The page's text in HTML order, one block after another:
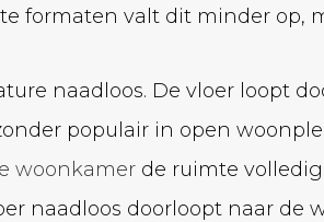
formaten valt dit minder op,
naadloos. De vloer loopt
populair in open
woonkamer de ruimte
naadloos doorloopt naar de